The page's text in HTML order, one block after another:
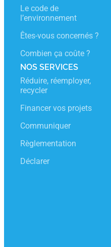
Le code de
l’environnement
Êtes-vous concernés ?
Combien ça coûte ?
NOS SERVICES
Réduire, réemployer,
recycler
Financer vos projets
Communiquer
Règlementation
Déclarer